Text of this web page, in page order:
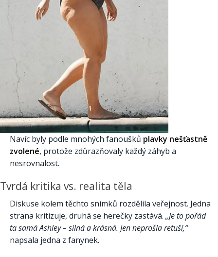
Navíc byly podle mnohých fanoušků plavky nešťastně
zvolené, protože zdůrazňovaly každý záhyb a
nesrovnalost.
Tvrdá kritika vs. realita těla
Diskuse kolem těchto snímků rozdělila veřejnost. Jedna
strana kritizuje, druhá se herečky zastává. „Je to pořád
ta samá Ashley – silná a krásná. Jen neprošla retuší,“
napsala jedna z fanynek.